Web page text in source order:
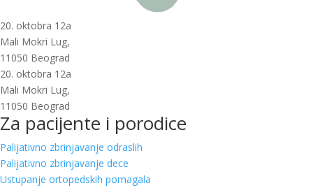
20. oktobra 12a
Mali Mokri Lug,
11050 Beograd
20. oktobra 12a
Mali Mokri Lug,
11050 Beograd
Za pacijente i porodice
Palijativno zbrinjavanje odraslih
Palijativno zbrinjavanje dece
Ustupanje ortopedskih pomagala